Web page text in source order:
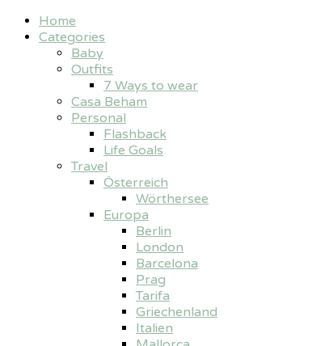
Home
Categories
Baby
Outfits
7 Ways to wear
Casa Beham
Personal
Flashback
Life Goals
Travel
Österreich
Wörthersee
Europa
Berlin
London
Barcelona
Prag
Tarifa
Griechenland
Italien